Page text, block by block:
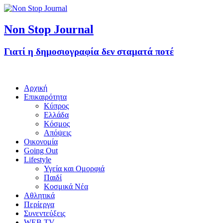
Non Stop Journal
Γιατί η δημοσιογραφία δεν σταματά ποτέ
Αρχική
Επικαιρότητα
Κύπρος
Ελλάδα
Κόσμος
Απόψεις
Οικονομία
Going Out
Lifestyle
Υγεία και Ομορφιά
Παιδί
Κοσμικά Νέα
Αθλητικά
Περίεργα
Συνεντεύξεις